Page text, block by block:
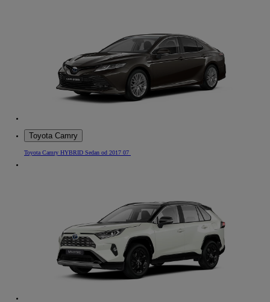
Toyota Camry
Toyota Camry HYBRID Sedan od 2017 07